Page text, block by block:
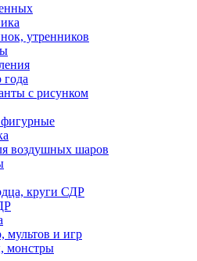
утренников
года
с рисунком
воздушных шаров
круги СДР
мультов и игр
монстры